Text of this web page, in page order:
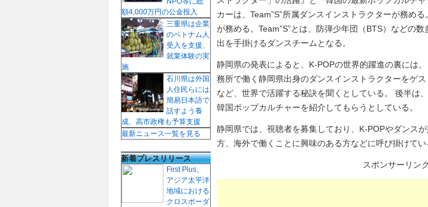
カーは、Team”S”所属ダンスインストラクターが務め
が務める。Team”S”とは、防弾少年団（BTS）などの
出を手掛けるダンスチームとなる。
静岡県の発表によると、K-POPの世界的躍進の裏には
務所で働く静岡県出身のダンスインストラクターをゲ
など、世界で活躍する秘訣を聞くとしている。 後半は
韓国ポップカルチャーを紹介してもらうとしている。
静岡県では、視聴者を募集しており、K-POPやダンス
方、海外で働くことに興味のある方などに呼び掛けてい
スポンサーリンク
額4,000万円の公金投入
三重県は企業
のベトナム人
受入を支援、
就業体験の実
施
石川県は外国
人住民らには
簡易日本語で
話すよう養
成、高市政権も予算支援
最新ニュース一覧を見る
新着プレスリリース
First Plus、
アジア太平洋
地域における
クロスボーダ